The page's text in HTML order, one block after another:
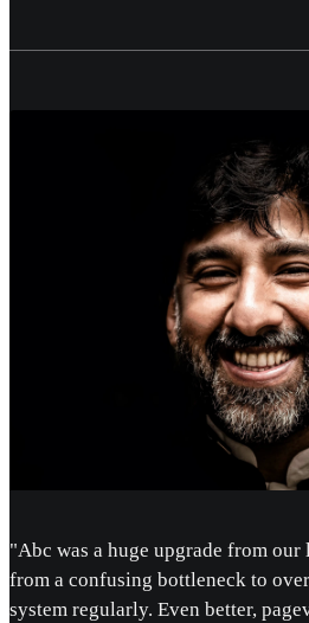
"Abc was a huge upgrade from
from a confusing bottleneck to
system regularly. Even better,